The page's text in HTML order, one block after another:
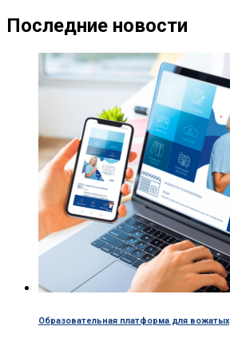
Последние новости
Образовательная платформа для вожатых